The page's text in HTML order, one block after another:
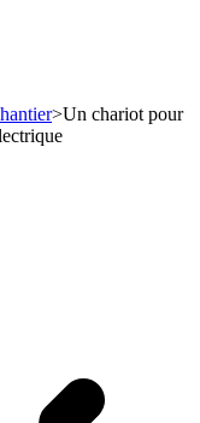
>Un chariot pour